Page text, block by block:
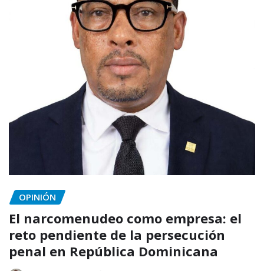
OPINIÓN
El narcomenudeo como empresa: el
reto pendiente de la persecución
penal en República Dominicana